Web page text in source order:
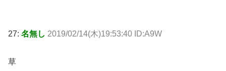
27: 名無し 2019/02/14(木)19:53:40 ID:A9W
草